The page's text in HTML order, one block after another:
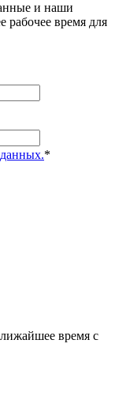
и наши
рабочее время для
*
время с